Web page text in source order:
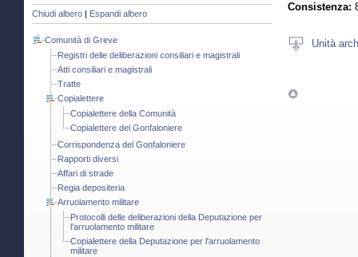
Chiudi albero Espandi albero
Comunità di Greve
Registri delle deliberazioni consiliari e magistrali
Atti consiliari e magistrali
Tratte
Copialettere
Copialettere della Comunità
Copialettere del Gonfaloniere
Corrispondenza del Gonfaloniere
Rapporti diversi
Affari di strade
Regia depositeria
Arruolamento militare
Protocolli delle deliberazioni della Deputazione per
l'arruolamento militare
Copialettere della Deputazione per l'arruolamento
militare
Consistenza:
Unità